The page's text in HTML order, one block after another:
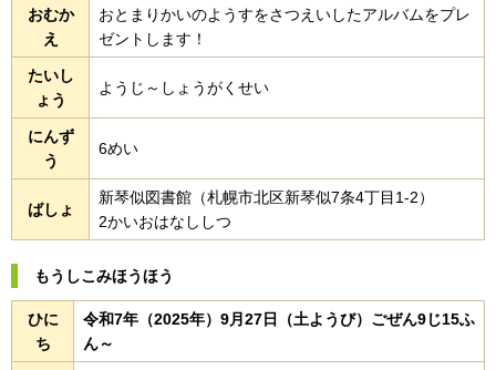
おむか
え
おとまりかいのようすをさつえいしたアルバムをプレ
ゼントします！
たいし
ょう
ようじ～しょうがくせい
にんず
う
6めい
ばしょ
新琴似図書館（札幌市北区新琴似7条4丁目1-2）
2かいおはなししつ
もうしこみほうほう
ひに
ち
令和7年（2025年）9月27日（土ようび）ごぜん9じ15ふ
ん～